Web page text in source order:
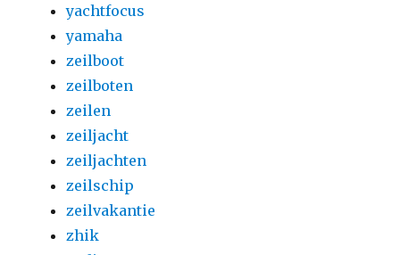
yachtfocus
yamaha
zeilboot
zeilboten
zeilen
zeiljacht
zeiljachten
zeilschip
zeilvakantie
zhik